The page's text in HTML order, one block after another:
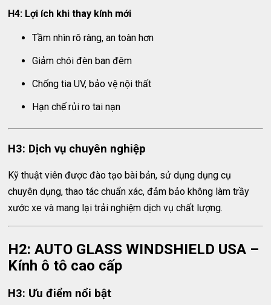
H4: Lợi ích khi thay kính mới
Tầm nhìn rõ ràng, an toàn hơn
Giảm chói đèn ban đêm
Chống tia UV, bảo vệ nội thất
Hạn chế rủi ro tai nạn
H3: Dịch vụ chuyên nghiệp
Kỹ thuật viên được đào tạo bài bản, sử dụng dụng cụ
chuyên dụng, thao tác chuẩn xác, đảm bảo không làm trầy
xước xe và mang lại trải nghiệm dịch vụ chất lượng.
H2: AUTO GLASS WINDSHIELD USA –
Kính ô tô cao cấp
H3: Ưu điểm nổi bật